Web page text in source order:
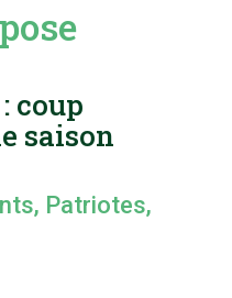
coup
saison
, Patriotes,